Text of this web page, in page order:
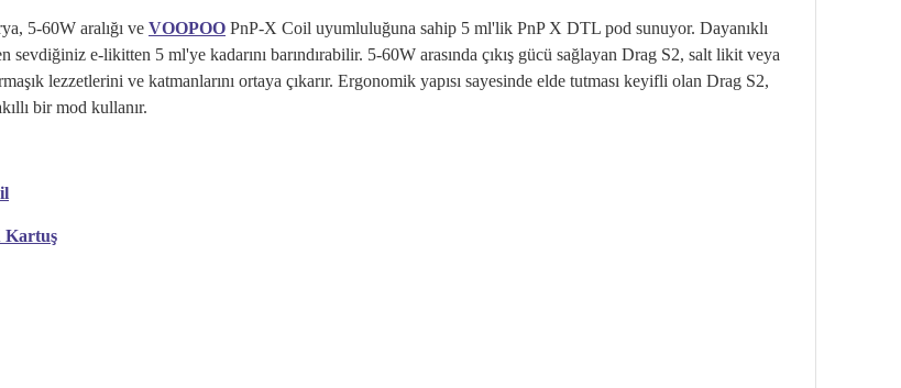
5-60W aralığı ve VOOPOO PnP-X Coil uyumluluğuna sahip 5 ml'lik PnP X DTL pod sunuyor. Dayanıklı
e-likitten 5 ml'ye kadarını barındırabilir. 5-60W arasında çıkış gücü sağlayan Drag S2, salt likit veya
lezzetlerini ve katmanlarını ortaya çıkarır. Ergonomik yapısı sayesinde elde tutması keyifli olan Drag S2,
bir mod kullanır.
Kartuş